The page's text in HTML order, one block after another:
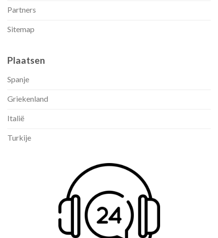
Partners
Sitemap
Plaatsen
Spanje
Griekenland
Italië
Turkije